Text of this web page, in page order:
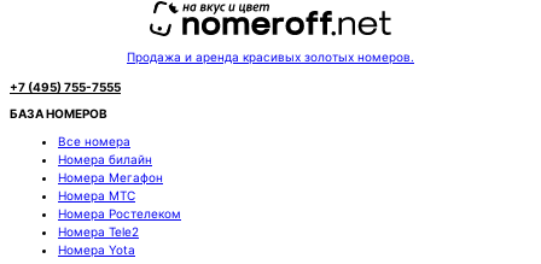
Продажа и аренда красивых золотых номеров.
+7 (495) 755-7555
БАЗА НОМЕРОВ
Все номера
Номера билайн
Номера Мегафон
Номера МТС
Номера Ростелеком
Номера Tele2
Номера Yota